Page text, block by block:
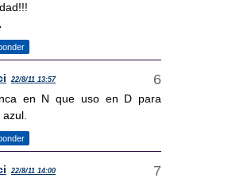
22/8/11 13:57
en N que uso en D para
azul.
22/8/11 14:00